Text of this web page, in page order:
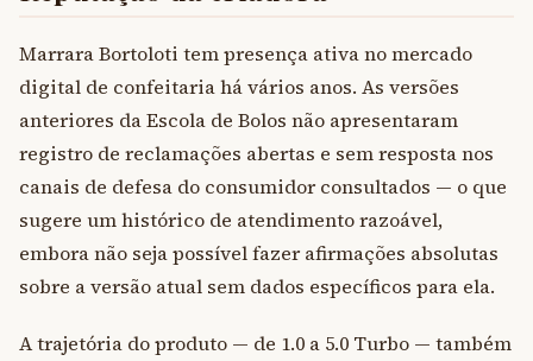
Marrara Bortoloti tem presença ativa no mercado
digital de confeitaria há vários anos. As versões
anteriores da Escola de Bolos não apresentaram
registro de reclamações abertas e sem resposta nos
canais de defesa do consumidor consultados — o que
sugere um histórico de atendimento razoável,
embora não seja possível fazer afirmações absolutas
sobre a versão atual sem dados específicos para ela.
A trajetória do produto — de 1.0 a 5.0 Turbo — também